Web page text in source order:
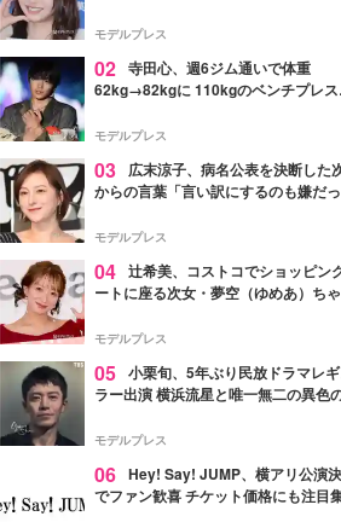
モデルプレス
02 寺田心、週6ジム通いで体重
62kg→82kgに 110kgのベンチプレス
「かっこいい」と反響
モデルプレス
03
広末涼子、病名公表を決断した
からの言葉「言い訳にするのも嫌だっ
モデルプレス
04 辻希美、コストコでショッピン
ートに座る次女・夢空（ゆめあ）ち
ぎ」「成長を感じる」の声
モデルプレス
05 小栗旬、5年ぶり民放ドラマレ
ラー出演 横浜流星と唯一無二の異色
モデルプレス
06 Hey! Say! JUMP、横アリ公演
でファン歓喜 チケット価格にも注目